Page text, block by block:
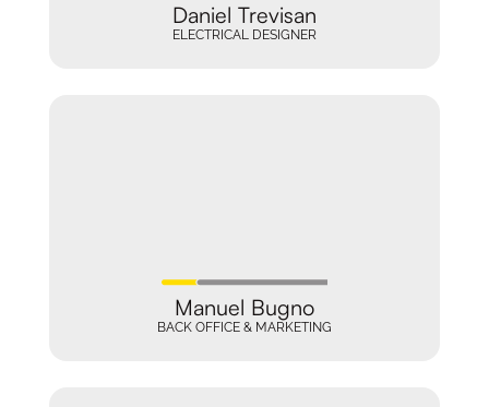
Daniel Trevisan
ELECTRICAL DESIGNER
Manuel Bugno
BACK OFFICE & MARKETING